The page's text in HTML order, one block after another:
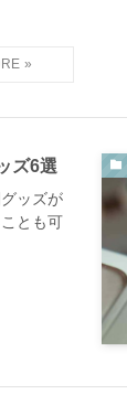
ズ6選
ッズが
とも可